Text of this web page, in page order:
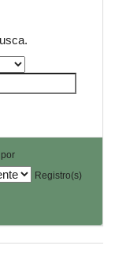
Registro(s)